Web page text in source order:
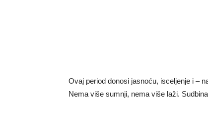
Ovaj period donosi jasnoću, isceljenje i –
Nema više sumnji, nema više laži.